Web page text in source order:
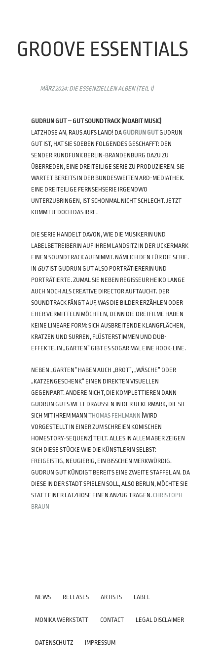
GROOVE ESSENTIALS
MÄRZ 2024: DIE ESSENZIELLEN ALBEN (TEIL 1)
GUDRUN GUT – GUT SOUNDTRACK (MOABIT MUSIC)
LATZHOSE AN, RAUS AUFS LAND! DA GUDRUN GUTGUDRUN
GUT IST, HAT SIE SOEBEN FOLGENDES GESCHAFFT: DEN
SENDER RUNDFUNK BERLIN-BRANDENBURG DAZU ZU
ÜBERREDEN, EINE DREITEILIGE SERIE ZU PRODUZIEREN. SIE
WARTET BEREITS IN DER BUNDESWEITEN ARD-MEDIATHEK.
EINE DREITEILIGE FERNSEHSERIE IRGENDWO
UNTERZUBRINGEN, IST SCHONMAL NICHT SCHLECHT. JETZT
KOMMT JEDOCH DAS IRRE.
DIE SERIE HANDELT DAVON, WIE DIE MUSIKERIN UND
LABELBETREIBERIN AUF IHREM LANDSITZ IN DER UCKERMARK
EINEN SOUNDTRACK AUFNIMMT. NÄMLICH DEN FÜR DIE SERIE.
IN GUTIST GUDRUN GUT ALSO PORTRÄTIERERIN UND
PORTRÄTIERTE. ZUMAL SIE NEBEN REGISSEUR HEIKO LANGE
AUCH NOCH ALS CREATIVE DIRECTOR AUFTAUCHT. DER
SOUNDTRACK FÄNGT AUF, WAS DIE BILDER ERZÄHLEN ODER
EHER VERMITTELN MÖCHTEN, DENN DIE DREI FILME HABEN
KEINE LINEARE FORM: SICH AUSBREITENDE KLANGFLÄCHEN,
KRATZEN UND SURREN, FLÜSTERSTIMMEN UND DUB-
EFFEKTE. IN „GARTEN” GIBT ES SOGAR MAL EINE HOOK-LINE.
NEBEN „GARTEN” HABEN AUCH „BROT”, „WÄSCHE” ODER
„KATZENGESCHENK” EINEN DIREKTEN VISUELLEN
GEGENPART. ANDERE NICHT, DIE KOMPLETTIEREN DANN
GUDRUN GUTS WELT DRAUSSEN IN DER UCKERMARK, DIE SIE S
ICH MIT IHREM MANN THOMAS FEHLMANN (WIRD
VORGESTELLT IN EINER ZUM SCHREIEN KOMISCHEN
HOMESTORY-SEQUENZ) TEILT. ALLES IN ALLEM ABER ZEIGEN
SICH DIESE STÜCKE WIE DIE KÜNSTLERIN SELBST:
FREIGEISTIG, NEUGIERIG, EIN BISSCHEN MERKWÜRDIG.
GUDRUN GUT KÜNDIGT BEREITS EINE ZWEITE STAFFEL AN. DA
DIESE IN DER STADT SPIELEN SOLL, ALSO BERLIN, MÖCHTE SIE
STATT EINER LATZHOSE EINEN ANZUG TRAGEN. CHRISTOPH
BRAUN
NEWS RELEASES ARTISTS LABEL
MONIKA WERKSTATT CONTACT LEGAL DISCLAIMER
DATENSCHUTZ IMPRESSUM